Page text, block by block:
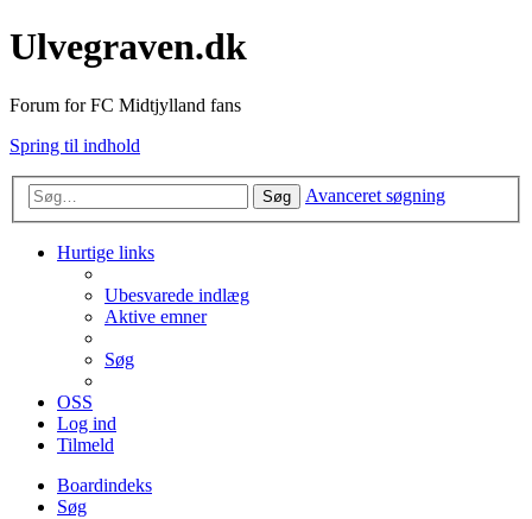
Ulvegraven.dk
Forum for FC Midtjylland fans
Spring til indhold
Søg Avanceret søgning
Hurtige links
Ubesvarede indlæg
Aktive emner
Søg
OSS
Log ind
Tilmeld
Boardindeks
Søg